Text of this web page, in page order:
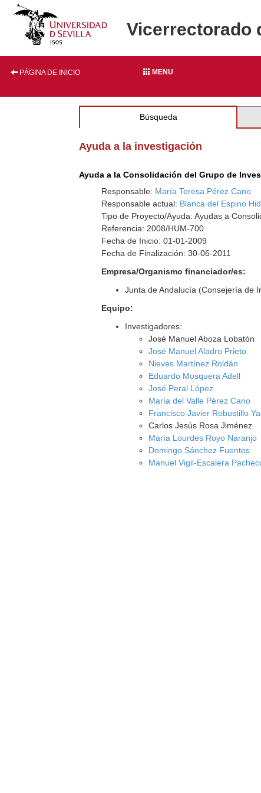
Vicerrectorado
PÁGINA DE INICIO MENU
Búsqueda
Ayuda a la investigación
Ayuda a la Consolidación del Grupo de
Responsable: María Teresa Pérez Cano
Responsable actual: Blanca del Espino
Tipo de Proyecto/Ayuda: Ayudas a
Referencia: 2008/HUM-700
Fecha de Inicio: 01-01-2009
Fecha de Finalización: 30-06-2011
Empresa/Organismo financiador/es:
Junta de Andalucía (Consejería de
Equipo:
Investigadores:
José Manuel Aboza Lobatón
José Manuel Aladro Prieto
Nieves Martínez Roldán
Eduardo Mosquera Adell
José Peral López
María del Valle Pérez Cano
Francisco Javier Robustillo
Carlos Jesús Rosa Jiménez
María Lourdes Royo Naranjo
Domingo Sánchez Fuentes
Manuel Vigil-Escalera